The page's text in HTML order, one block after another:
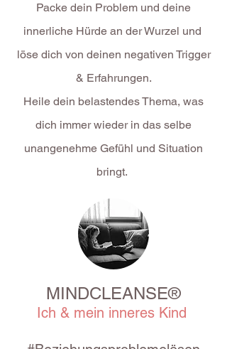
Packe dein Problem und deine
innerliche Hürde an der Wurzel und
löse dich von deinen negativen Trigger
& Erfahrungen.
Heile dein belastendes Thema, was
dich immer wieder in das selbe
unangenehme Gefühl und Situation
bringt.
MINDCLEANSE®
Ich & mein inneres Kind